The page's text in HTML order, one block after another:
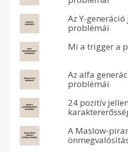
Az Y-
problémái
Mi a trigger a
Az alfa
problémái
24 pozitív
A Maslow-